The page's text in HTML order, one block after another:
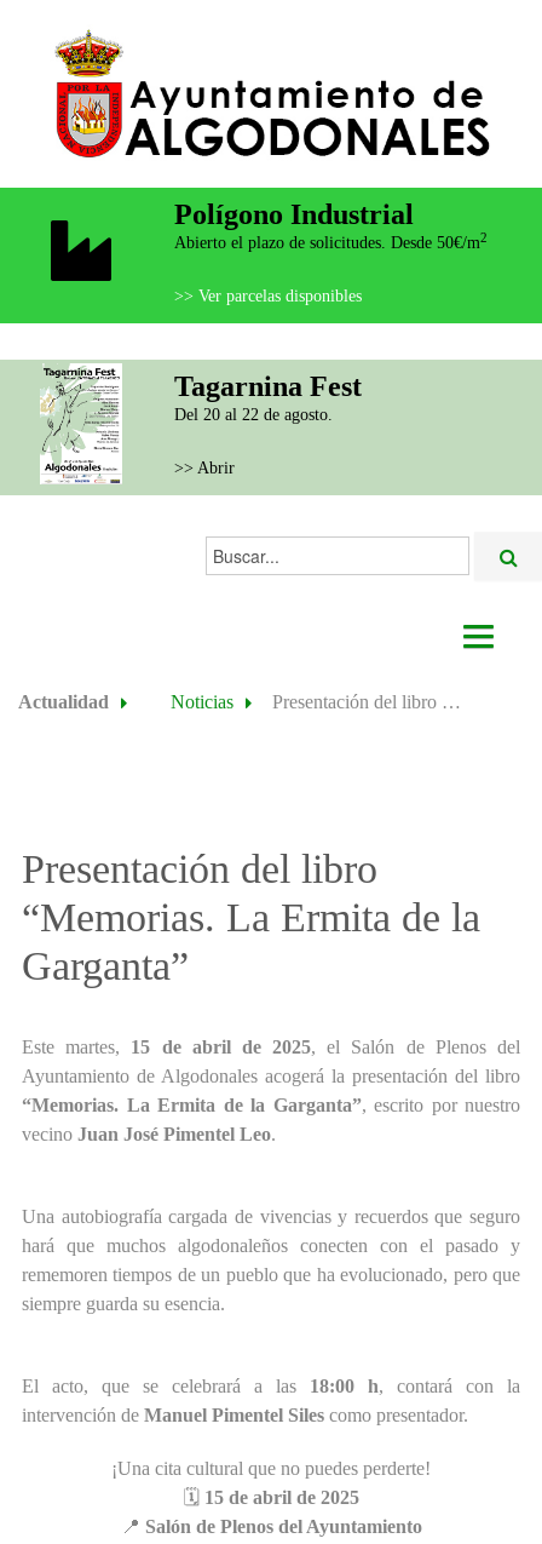
Polígono Industrial
Abierto el plazo de solicitudes. Desde 50€/m2
>> Ver parcelas disponibles
Tagarnina Fest
Del 20 al 22 de agosto.
>> Abrir
Buscar...
AYUNTAMIENTO
Actualidad Noticias Presentación del libro “Memorias. La Ermita de la Garganta”
Presentación del libro
“Memorias. La Ermita de la
Garganta”
Este martes, 15 de abril de 2025, el Salón de Plenos del
Ayuntamiento de Algodonales acogerá la presentación del libro
“Memorias. La Ermita de la Garganta”, escrito por nuestro
vecino Juan José Pimentel Leo.
Una autobiografía cargada de vivencias y recuerdos que seguro
hará que muchos algodonaleños conecten con el pasado y
rememoren tiempos de un pueblo que ha evolucionado, pero que
siempre guarda su esencia.
El acto, que se celebrará a las 18:00 h, contará con la
intervención de Manuel Pimentel Siles como presentador.
¡Una cita cultural que no puedes perderte!
🗓 15 de abril de 2025
📍 Salón de Plenos del Ayuntamiento